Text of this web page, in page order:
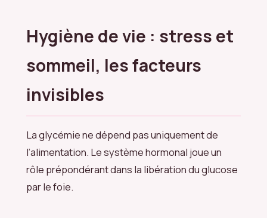
Hygiène de vie : stress et
sommeil, les facteurs
invisibles
La glycémie ne dépend pas uniquement de
l’alimentation. Le système hormonal joue un
rôle prépondérant dans la libération du glucose
par le foie.